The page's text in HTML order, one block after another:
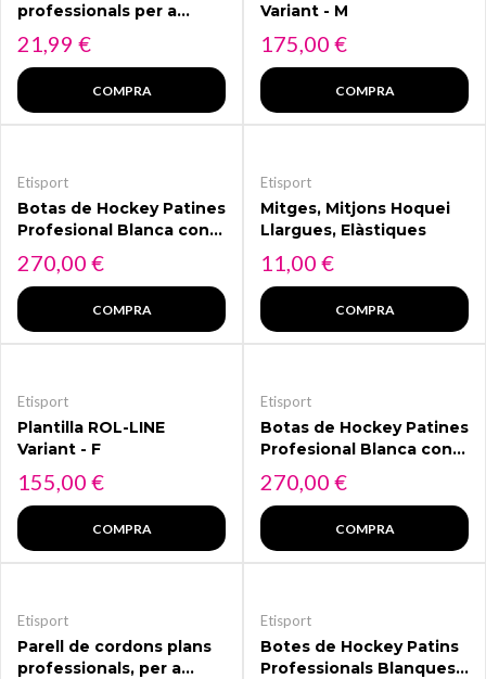
professionals per a
patins d'hockey
fabricats en cautxú
d'alta resistència
Preu
21,99 €
COMPRA
Variant - M
Preu
175,00 €
COMPRA
Etisport
Botas de Hockey Patines
Profesional Blanca con
detalles Azules
ETISPORT TOP
Preu
270,00 €
COMPRA
Etisport
Mitges, Mitjons Hoquei
Llargues, Elàstiques
Preu
11,00 €
COMPRA
Etisport
Plantilla ROL-LINE
Variant - F
Preu
155,00 €
COMPRA
Etisport
Botas de Hockey Patines
Profesional Blanca con
detalles Rojos ETISPORT
TOP
Preu
270,00 €
COMPRA
Etisport
Parell de cordons plans
professionals, per a
Etisport
Botes de Hockey Patins
Professionals Blanques